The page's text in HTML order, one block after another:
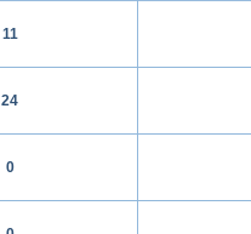
11
24
0